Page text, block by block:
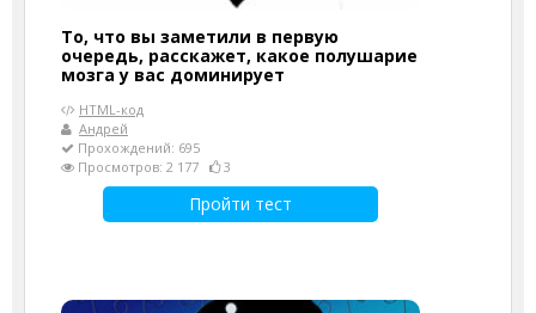
То, что вы заметили в первую
очередь, расскажет, какое полушарие
мозга у вас доминирует
HTML-код
Андрей
Прохождений: 695
Просмотров: 2 177
3
Пройти тест